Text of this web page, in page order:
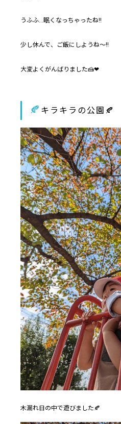
うふふ…眠くなっちゃったね‼
少し休んで、ご飯にしようね～‼
大変よくがんばりました🍰❤
🍂 キラキラの公園🍂
木漏れ日の中で遊びました🍂